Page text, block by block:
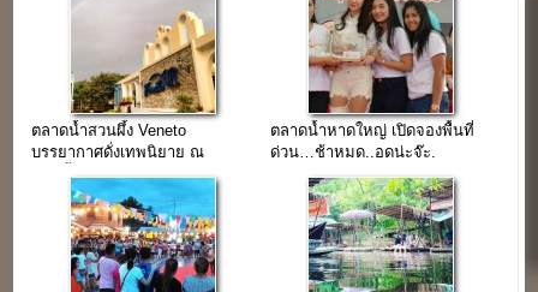
ตลาดน้ำสวนผึ้ง Veneto
บรรยากาศดั่งเทพนิยาย ณ
ตลาดน้ำหาดใหญ่ เปิดจองพื้นที่
ด่วน…ช้าหมด..อดน่ะจ๊ะ.